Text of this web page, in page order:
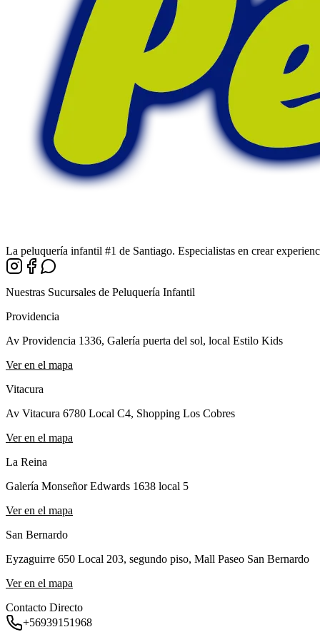
La peluquería infantil #1 de Santiago. Especialistas en crear
Instagram
Facebook
WhatsApp
Nuestras Sucursales de Peluquería Infantil
Providencia
Av Providencia 1336, Galería puerta del sol, local Estilo Kids
Ver en el mapa
Vitacura
Av Vitacura 6780 Local C4, Shopping Los Cobres
Ver en el mapa
La Reina
Galería Monseñor Edwards 1638 local 5
Ver en el mapa
San Bernardo
Eyzaguirre 650 Local 203, segundo piso, Mall Paseo San Bernardo
Ver en el mapa
Contacto Directo
+56939151968